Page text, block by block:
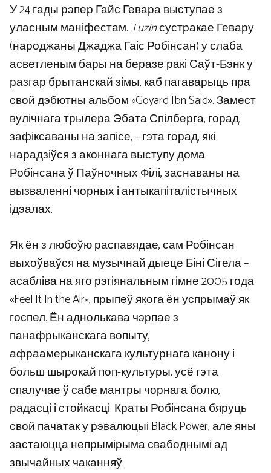
У 24 гады рэпер Гайс Гевара выступае з
уласным маніфестам. Tuzinсустракае Гевару
(народжаны Джаджа Гаіс Робінсан) у слаба
асветленым бары на беразе ракі Саўт-Бэнк у
разгар брытанскай зімы, каб пагаварыць пра
свой дэбютны альбом «Goyard Ibn Said». Замест
вулічнага трылера Эбата Спілберга, горад,
зафіксаваны на запісе, – гэта горад, які
нарадзіўся з аконнага выступу дома
Робінсана ў Паўночных Філі, заснаваны на
вызваленні чорных і антыкапіталістычных
ідэалах.
Як ён з любоўю распавядае, сам Робінсан
выхоўваўся на музычнай дыеце Біні Сігела –
асабліва на яго рэгіянальным гімне 2005 года
«Feel It In the Air», прыпеў якога ён успрымаў як
госпел. Ён аднолькава чэрпае з
панафрыканскага вопыту,
афраамерыканскага культурнага канону і
больш шырокай поп-культуры, усё гэта
спалучае ў сабе мантры чорнага болю,
радасці і стойкасці. Краты Робінсана бяруць
свой пачатак у рэвалюцыі Black Power, але яны
застаюцца непрымірыма свабоднымі ад
звычайных чаканняў.